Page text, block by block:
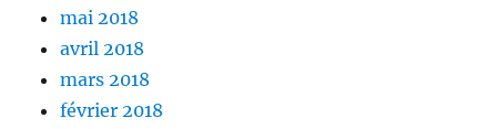
mai 2018
avril 2018
mars 2018
février 2018